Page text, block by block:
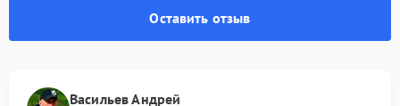
Оставить отзыв
Васильев Андрей